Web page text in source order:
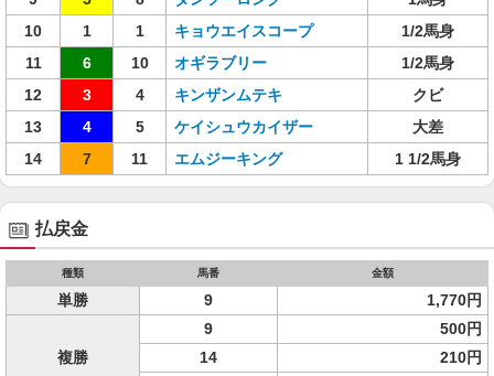
10
1 1 キョウエイスコープ
1/2馬身
11
6 10 オギラブリー
1/2馬身
12
3 4 キンザンムテキ
クビ
13
4 5 ケイシュウカイザー
大差
14
7 11 エムジーキング 1 1/2馬身
払戻金
種類 馬番 金額
単勝 9 1,770円
複勝
9
500円
14
210円